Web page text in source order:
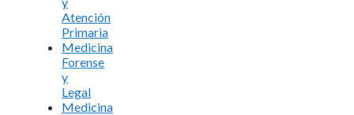
Atención
Primaria
Medicina
Forense
y
Legal
Medicina